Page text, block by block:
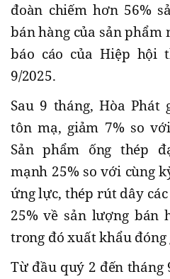
đoàn chiếm hơn 56%
bán hàng của sản phẩm
báo cáo của Hiệp hội
9/2025.
Sau 9 tháng, Hòa Phát
tôn mạ, giảm 7% so
Sản phẩm ống thép
mạnh 25% so với cùng
ứng lực, thép rút dây
25% về sản lượng bán
trong đó xuất khẩu đóng
Từ đầu quý 2 đến tháng